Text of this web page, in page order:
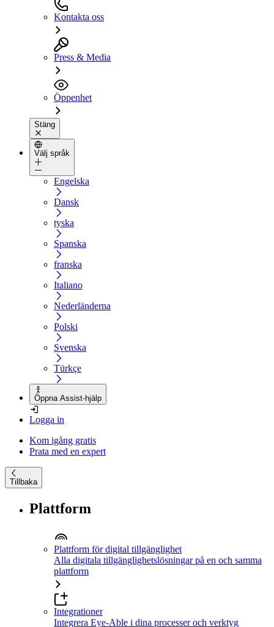
Kontakta oss
Press & Media
Öppenhet
Stäng
Välj språk
Engelska
Dansk
tyska
Spanska
franska
Italiano
Nederländerna
Polski
Svenska
Türkçe
Öppna Assist-hjälp
Logga in
Kom igång gratis
Prata med en expert
Tillbaka
Plattform
Plattform för digital tillgänglighet
Alla digitala tillgänglighetslösningar på en och samma
plattform
Integrationer
Integrera Eye-Able i dina processer och verktyg